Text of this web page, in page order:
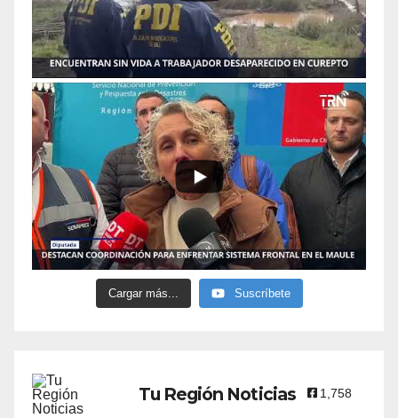
Cargar más... Suscríbete
Tu Región Noticias 1,758